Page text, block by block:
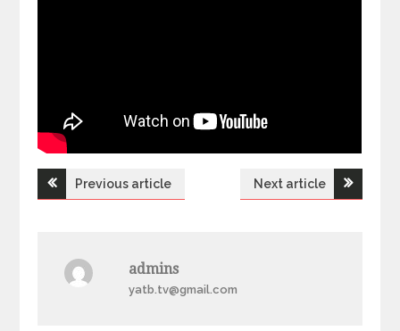
Н
Previous article Next article
admins
yatb.tv@gmail.com